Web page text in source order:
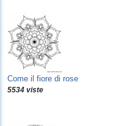
Come il fiore di rose
5534 viste